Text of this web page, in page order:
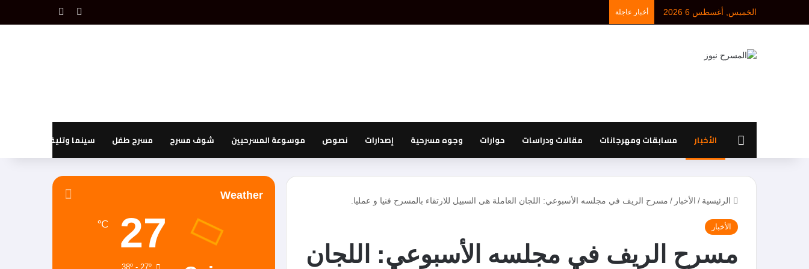
الخميس, أغسطس 6 2026 أخبار عاجلة إضافة عمود جانبي
الرئيسيةالأخبار مسابقات ومهرجانات مقالات ودراسات حوارات وجوه مسرحية إصدارات نصوص موسوعة المسرحيين شوف مسرح مسرح طفل سينما وتليفزيون
الرئيسية / الأخبار / مسرح الريف في مجلسه الأسبوعي: اللجان العاملة هى السبيل للارتقاء بالمسرح فنيا و عمليا.
الأخبار
مسرح الريف في مجلسه الأسبوعي: اللجان
Weather
27
℃
38º - 27º